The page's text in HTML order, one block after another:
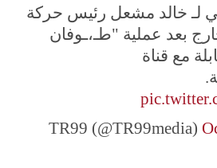
لـ خالد مشعل رئيس حركة
بعد عملية "طـ،ـوفان
مع قناة